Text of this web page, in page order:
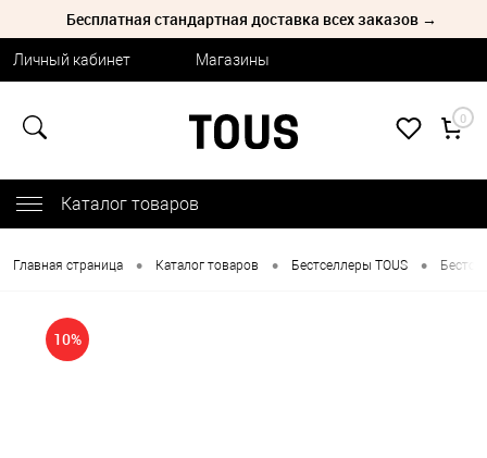
Бесплатная стандартная доставка всех заказов →
Личный кабинет Магазины
0
Каталог товаров
Главная страница • Каталог товаров • Бестселлеры TOUS •
10%